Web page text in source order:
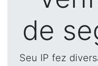
de
Seu IP fez